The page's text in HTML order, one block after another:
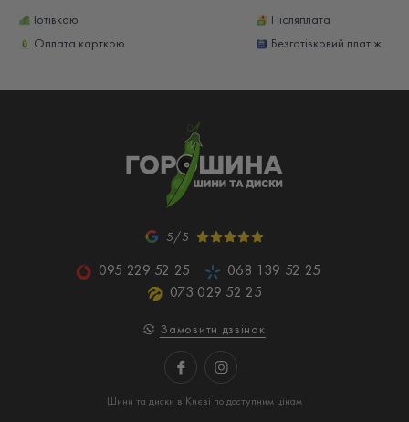
Готівкою
Післяплата
Оплата карткою
Безготівковий платіж
5/5
095 229 52 25
068 139 52 25
073 029 52 25
Замовити дзвінок
Шини та диски в Києві по доступним цінам